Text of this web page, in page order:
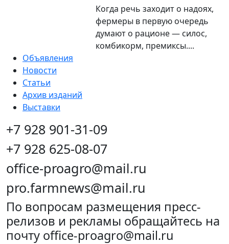
Когда речь заходит о надоях,
фермеры в первую очередь
думают о рационе — силос,
комбикорм, премиксы....
Объявления
Новости
Статьи
Архив изданий
Выставки
+7 928 901-31-09
+7 928 625-08-07
office-proagro@mail.ru
pro.farmnews@mail.ru
По вопросам размещения пресс-
релизов и рекламы обращайтесь на
почту office-proagro@mail.ru